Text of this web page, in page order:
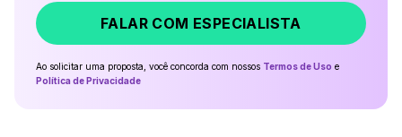
FALAR COM ESPECIALISTA
Ao solicitar uma proposta, você concorda com nossos Termos de Uso e
Política de Privacidade